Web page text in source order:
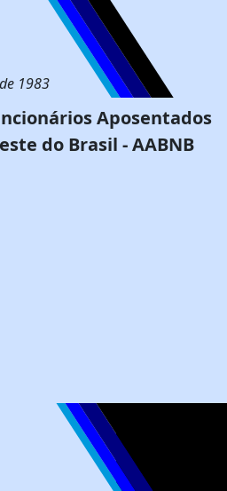
1983
Aposentados
do Brasil - AABNB